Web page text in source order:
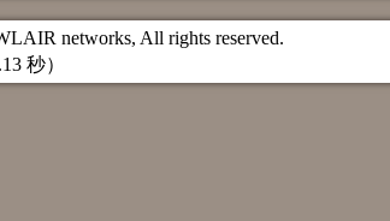
networks, All rights reserved.
秒）